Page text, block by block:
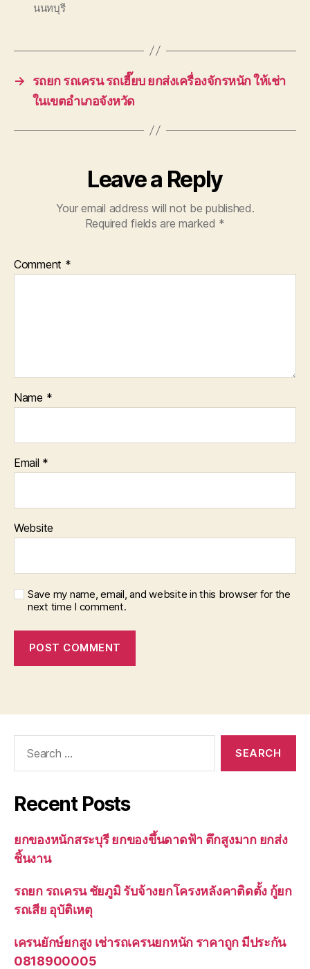
นนทบุรี
→
รถยก รถเครน รถเฮี๊ยบ ยกส่งเครื่องจักรหนัก ให้เช่า
ในเขตอำเภอจังหวัด
Leave a Reply
Your email address will not be published.
Required fields are marked *
Comment *
Name *
Email *
Website
Save my name, email, and website in this browser for the
next time I comment.
Recent Posts
ยกของหนักสระบุรี ยกของขึ้นดาดฟ้า ตึกสูงมาก ยกส่ง
ชิ้นงาน
รถยก รถเครน ชัยภูมิ รับจ้างยกโครงหลังคาติดตั้ง กู้ยก
รถเสีย อุบัติเหตุ
เครนยักษ์ยกสูง เช่ารถเครนยกหนัก ราคาถูก มีประกัน
0818900005